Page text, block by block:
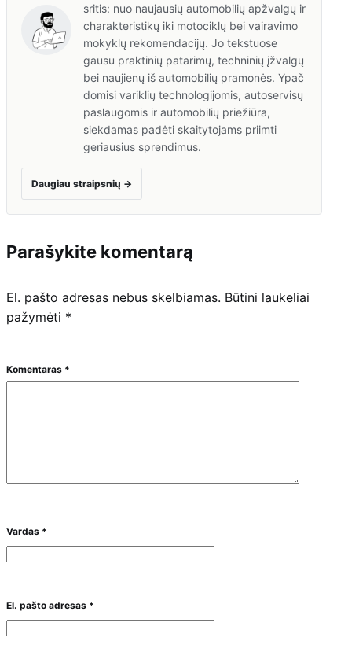
sritis: nuo naujausių automobilių apžvalgų ir
charakteristikų iki motociklų bei vairavimo
mokyklų rekomendacijų. Jo tekstuose
gausu praktinių patarimų, techninių įžvalgų
bei naujienų iš automobilių pramonės. Ypač
domisi variklių technologijomis, autoservisų
paslaugomis ir automobilių priežiūra,
siekdamas padėti skaitytojams priimti
geriausius sprendimus.
Daugiau straipsnių →
Parašykite komentarą
El. pašto adresas nebus skelbiamas. Būtini laukeliai
pažymėti *
Komentaras *
Vardas *
El. pašto adresas *